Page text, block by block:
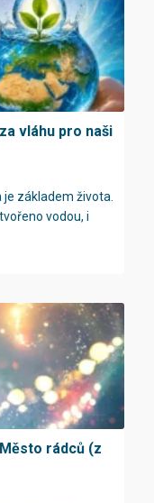
vláhu pro naši
základem života.
vodou, i
rádců (z